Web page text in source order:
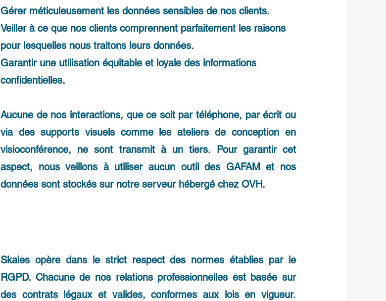
Gérer méticuleusement les données sensibles de nos clients.
Veiller à ce que nos clients comprennent parfaitement les raisons
pour lesquelles nous traitons leurs données.
Garantir une utilisation équitable et loyale des informations
confidentielles.
Aucune de nos interactions, que ce soit par téléphone, par écrit ou
via des supports visuels comme les ateliers de conception en
visioconférence, ne sont transmit à un tiers. Pour garantir cet
aspect, nous veillons à utiliser aucun outil des GAFAM et nos
données sont stockés sur notre serveur hébergé chez OVH.
Skales opère dans le strict respect des normes établies par le
RGPD. Chacune de nos relations professionnelles est basée sur
des contrats légaux et valides, conformes aux lois en vigueur.